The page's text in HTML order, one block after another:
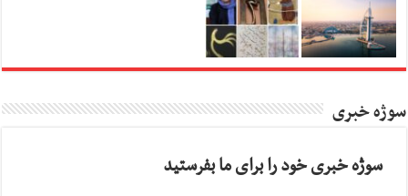
سوژه خبری
سوژه خبری خود را برای ما بفرستید